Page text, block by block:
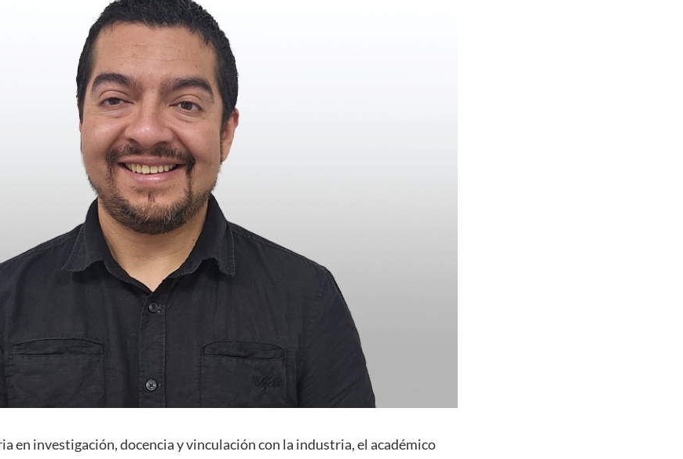
en investigación, docencia y vinculación con la industria, el académico